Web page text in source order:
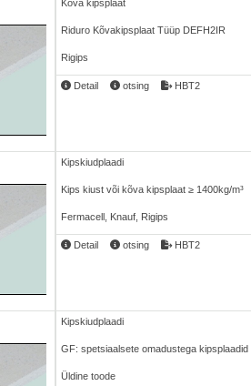
Kõva kipsplaat
Riduro Kõvakipsplaat Tüüp DEFH2IR
Rigips
Detail otsing HBT2
Kipskiudplaadi
Kips kiust või kõva kipsplaat ≥ 1400kg/m³
Fermacell, Knauf, Rigips
Detail otsing HBT2
Kipskiudplaadi
GF: spetsiaalsete omadustega kipsplaadid
Üldine toode